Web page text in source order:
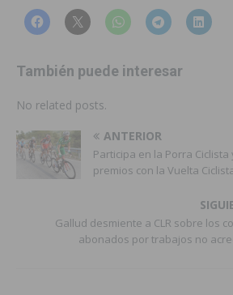
También puede interesar
No related posts.
ANTERIOR
Participa en la Porra
premios con la Vuelta
Gallud desmiente a CLR sobre los
abonados por trabajos no